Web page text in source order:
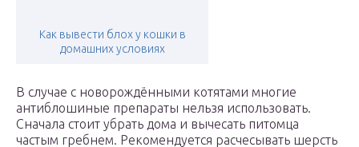
Как вывести блох у кошки в
домашних условиях
В случае с новорождёнными котятами многие
антиблошиные препараты нельзя использовать.
Сначала стоит убрать дома и вычесать питомца
частым гребнем. Рекомендуется расчесывать шерсть